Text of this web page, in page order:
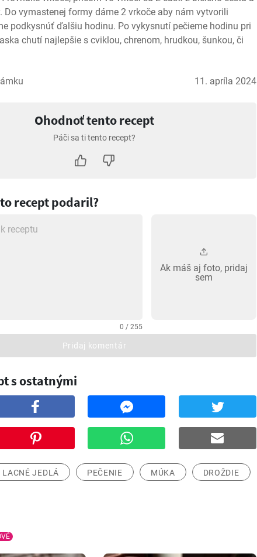
Do vymastenej formy dáme 2 vrkoče aby nám vytvorili
podkysnúť ďalšiu hodinu. Po vykysnutí pečieme hodinu pri
chutí najlepšie s cviklou, chrenom, hrudkou, šunkou, či
11. apríla 2024
Ohodnoť tento recept
Páči sa ti tento recept?
recept podaril?
0 / 255
Ak máš aj foto, pridaj
sem
Pridaj komentár
s ostatnými
LACNÉ JEDLÁ PEČENIE MÚKA DROŽDIE